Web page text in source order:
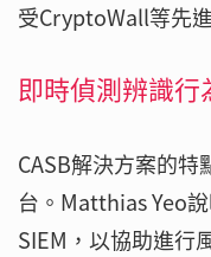
受CryptoWall等先
即時偵測辨識
CASB解決方案的
台。Matthias Yeo
SIEM，以協助進行